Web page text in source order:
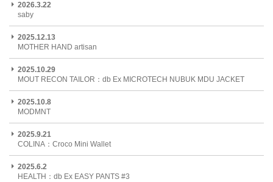
2026.3.22
saby
2025.12.13
MOTHER HAND artisan
2025.10.29
MOUT RECON TAILOR：db Ex MICROTECH NUBUK MDU JACKET
2025.10.8
MODMNT
2025.9.21
COLINA：Croco Mini Wallet
2025.6.2
HEALTH：db Ex EASY PANTS #3